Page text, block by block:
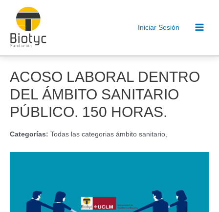
contenido
Iniciar Sesión
ACOSO LABORAL DENTRO
DEL ÁMBITO SANITARIO
PÚBLICO. 150 HORAS.
Categorías: Todas las categorias ámbito sanitario,